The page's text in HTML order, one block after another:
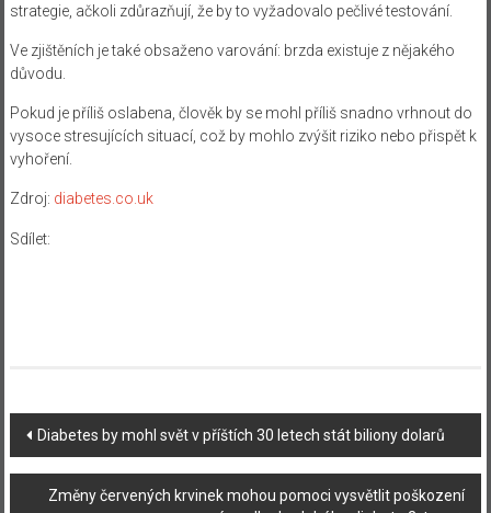
strategie, ačkoli zdůrazňují, že by to vyžadovalo pečlivé testování.
Ve zjištěních je také obsaženo varování: brzda existuje z nějakého
důvodu.
Pokud je příliš oslabena, člověk by se mohl příliš snadno vrhnout do
vysoce stresujících situací, což by mohlo zvýšit riziko nebo přispět k
vyhoření.
Zdroj: diabetes.co.uk
Sdílet:
Navigace
příspěvku
Diabetes by mohl svět v příštích 30 letech stát biliony dolarů
Změny červených krvinek mohou pomoci vysvětlit poškození